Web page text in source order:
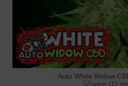
Auto White Widow
115